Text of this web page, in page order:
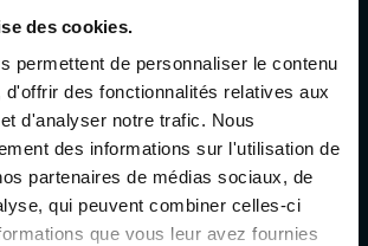
des cookies.
permettent de personnaliser le contenu
d'offrir des fonctionnalités relatives aux
d'analyser notre trafic. Nous
des informations sur l'utilisation de
partenaires de médias sociaux, de
qui peuvent combiner celles-ci
que vous leur avez fournies
bas carbone
chantiers plus durables et